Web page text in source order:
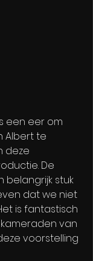
een eer om
Albert te
deze
De
belangrijk stuk
dat we niet
is fantastisch
van
voorstelling